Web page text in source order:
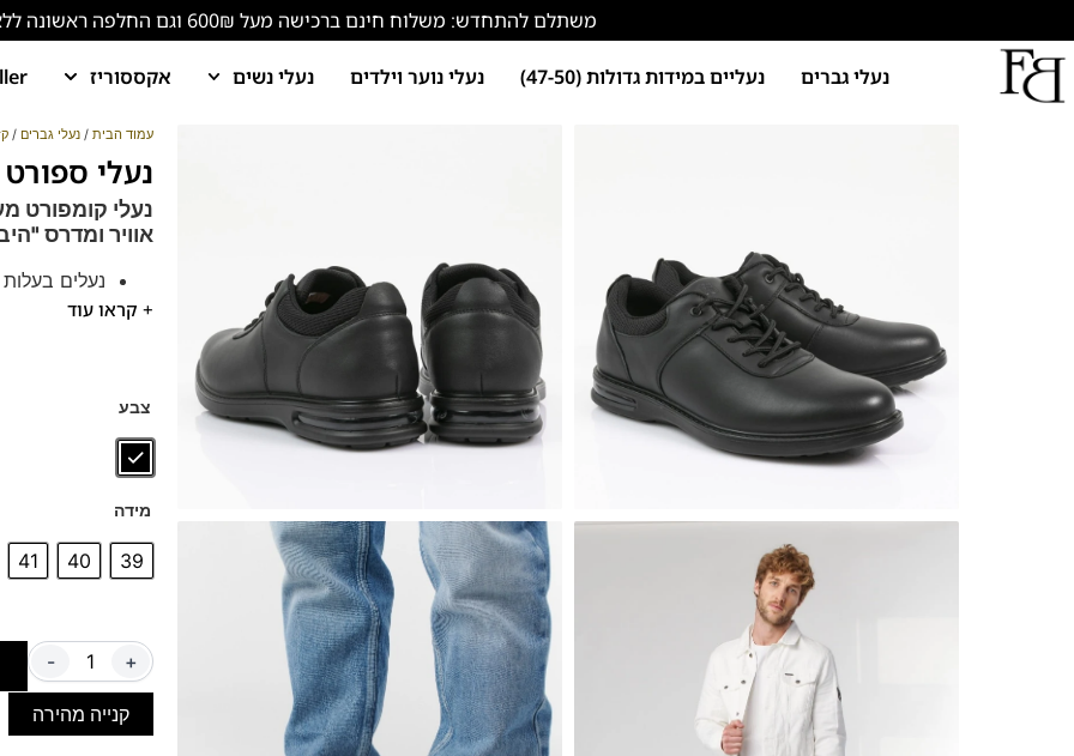
משתלם להתחדש: משלוח חינם ברכישה מעל 600₪ וגם החלפה ראשונה ללא עלות!
נעלי גברים נעליים במידות גדולות (47-50) נעלי נוער וילדים נעלי נשים אקססוריז
עמוד הבית / נעלי גברים /
נעלי ספורט
נעלי קומפורט
אוויר ומדרס
נעלים
בולם זעזועים+ קראו עוד
צבע
מידה
39
40
41
- +
קנייה מהירה